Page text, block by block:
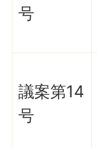
号
議案第14
号